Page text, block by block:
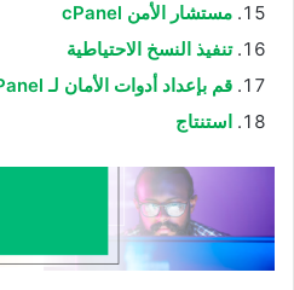
مستشار الأمن cPanel
تنفيذ النسخ الاحتياطية
قم بإعداد أدوات الأمان لـ cPanel
استنتاج